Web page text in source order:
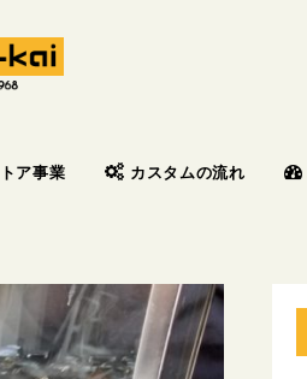
ア事業 カスタムの流れ